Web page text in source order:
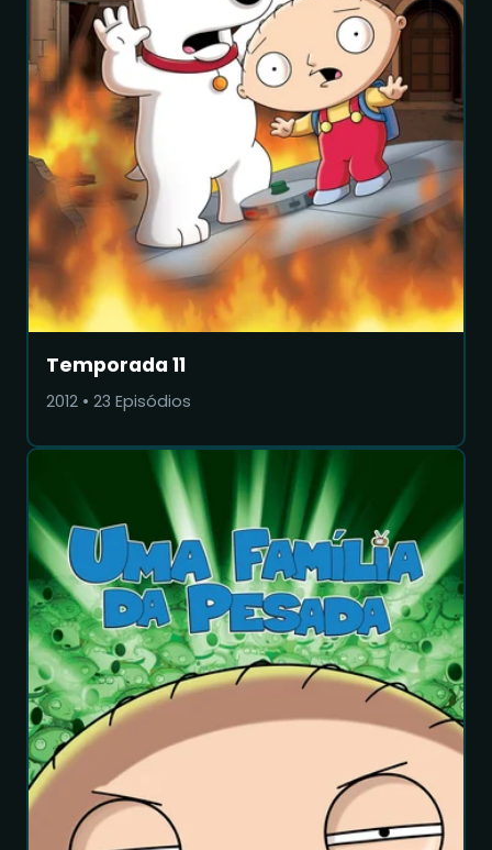
Temporada 11
2012 • 23 Episódios